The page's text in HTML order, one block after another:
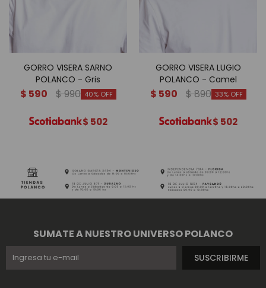
GORRO VISERA SARNO
POLANCO - Gris
$ 590 $990 40
$ 502
GORRO VISERA LUGIO
POLANCO - Camel
$ 590 $890 33
$ 502
SUMATE A NUESTRO UNIVERSO POLANCO
SUSCRIBIRME